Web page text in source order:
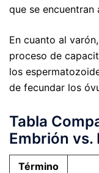
que se encuentran
En cuanto al
proceso de
los
de fecundar los
Tabla
Embrión vs.
Término